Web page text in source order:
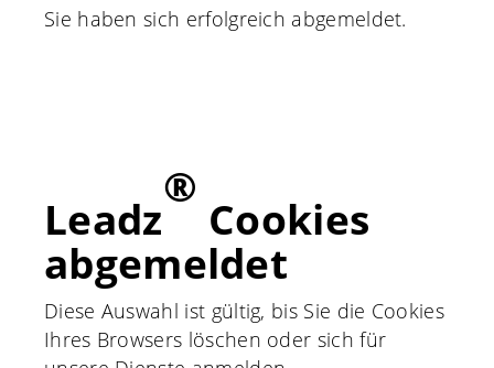
Sie haben sich erfolgreich abgemeldet.
Leadz
®
Cookies
abgemeldet
Diese Auswahl ist gültig, bis Sie die Cookies
Ihres Browsers löschen oder sich für